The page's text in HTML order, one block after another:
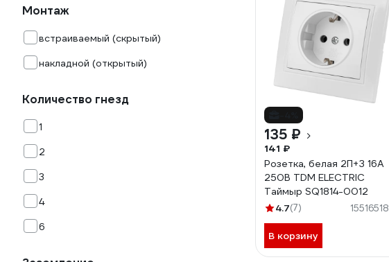
Монтаж
встраиваемый (скрытый)
накладной (открытый)
Количество гнезд
1
2
3
4
6
135 ₽
141 ₽
Розетка, белая 2П+З 16А
250В TDM ELECTRIC
Таймыр SQ1814-0012
4.7(7) 15516518
В корзину